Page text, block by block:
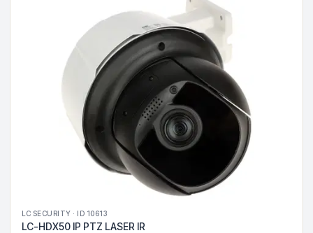
LC SECURITY · ID 10613
LC-HDX50 IP PTZ LASER IR